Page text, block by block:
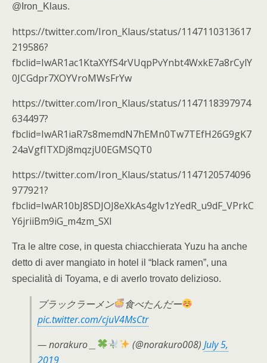
@Iron_Klaus.
https://twitter.com/Iron_Klaus/status/1147110313617
219586?
fbclid=IwAR1ac1KtaXYfS4rVUqpPvYnbt4WxkE7a8rCylY
0JCGdpr7XOYVroMWsFrYw
https://twitter.com/Iron_Klaus/status/1147118397974
634497?
fbclid=IwAR1iaR7s8memdN7hEMn0Tw7TEfH26G9gK7
24aVgfITXDj8mqzjU0EGMSQT0
https://twitter.com/Iron_Klaus/status/1147120574096
977921?
fbclid=IwAR10bJ8SDJOJ8eXkAs4glv1zYedR_u9dF_VPrkC
Y6jriiBm9iG_m4zm_SXI
Tra le altre cose, in questa chiacchierata Yuzu ha anche
detto di aver mangiato in hotel il “black ramen”, una
specialità di Toyama, e di averlo trovato delizioso.
ブラックラーメン
食べたんだー
pic.twitter.com/cjuV4MsCtr
— norakuro＿
(@norakuro008) July 5,
2019